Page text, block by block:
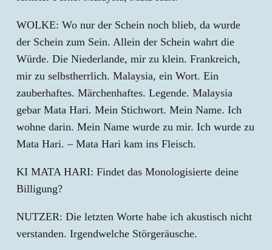
WOLKE: Wo nur der Schein noch blieb, da wurde
der Schein zum Sein. Allein der Schein wahrt die
Würde. Die Niederlande, mir zu klein. Frankreich,
mir zu selbstherrlich. Malaysia, ein Wort. Ein
zauberhaftes. Märchenhaftes. Legende. Malaysia
gebar Mata Hari. Mein Stichwort. Mein Name. Ich
wohne darin. Mein Name wurde zu mir. Ich wurde zu
Mata Hari. – Mata Hari kam ins Fleisch.
KI MATA HARI: Findet das Monologisierte deine
Billigung?
NUTZER: Die letzten Worte habe ich akustisch nicht
verstanden. Irgendwelche Störgeräusche.